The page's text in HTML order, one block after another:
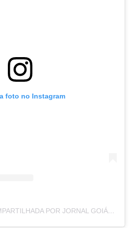
foto no Instagram
UMA PUBLICAÇÃO COMPARTILHADA POR JORNAL GOIÁS365 (@GOIAS365)